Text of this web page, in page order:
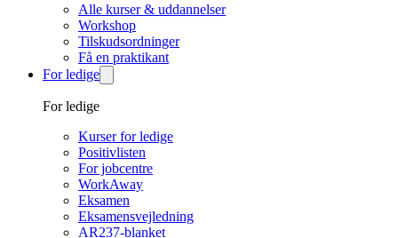
Alle kurser & uddannelser
Workshop
Tilskudsordninger
Få en praktikant
For ledige
For ledige
Kurser for ledige
Positivlisten
For jobcentre
WorkAway
Eksamen
Eksamensvejledning
AR237-blanket